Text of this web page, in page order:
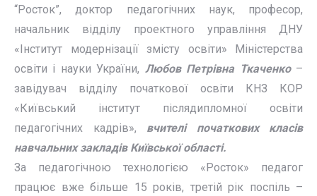
“Росток”, доктор педагогічних наук, професор,
начальник відділу проектного управління ДНУ
«Інститут модернізації змісту освіти» Міністерства
освіти і науки України, Любов Петрівна Ткаченко–
завідувач відділу початкової освіти КНЗ КОР
«Київський інститут післядипломної освіти
педагогічних кадрів», вчителі початкових класів
навчальних закладів Київської області.
За педагогічною технологією «Росток» педагог
працює вже більше 15 років, третій рік поспіль –